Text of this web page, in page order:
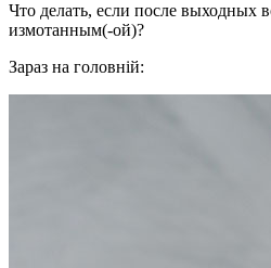
Что делать, если после выходных
измотанным(-ой)?
Зараз на головній: